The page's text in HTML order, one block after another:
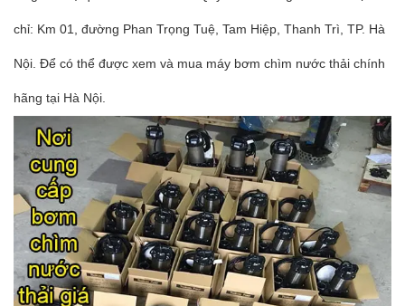
chỉ: Km 01, đường Phan Trọng Tuệ, Tam Hiệp, Thanh Trì, TP. Hà
Nội. Để có thể được xem và mua máy bơm chìm nước thải chính
hãng tại Hà Nội.